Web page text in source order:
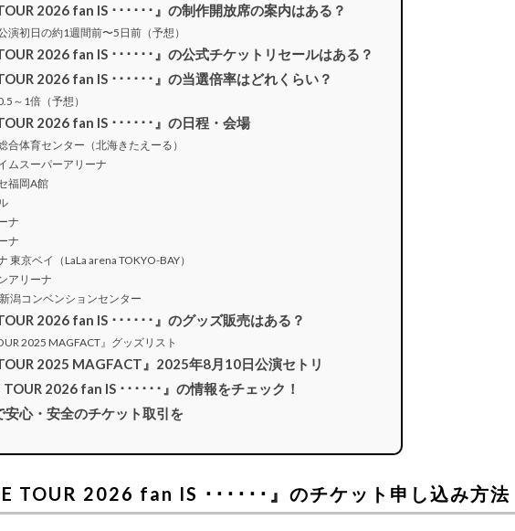
2026 fan IS ･･････』の制作開放席の案内はある？
演初日の約1週間前〜5日前（予想）
2026 fan IS ･･････』の公式チケットリセールはある？
2026 fan IS ･･････』の当選倍率はどれくらい？
～1倍（予想）
2026 fan IS ･･････』の日程・会場
合体育センター（北海きたえーる）
ムスーパーアリーナ
福岡A館
ナ
ナ
東京ベイ（LaLa arena TOKYO-BAY）
アリーナ
潟コンベンションセンター
2026 fan IS ･･････』のグッズ販売はある？
2025 MAGFACT』グッズリスト
2025 MAGFACT』2025年8月10日公演セトリ
2026 fan IS ･･････』の情報をチェック！
安心・安全のチケット取引を
TOUR 2026 fan IS ･･････』のチケット申し込み方法